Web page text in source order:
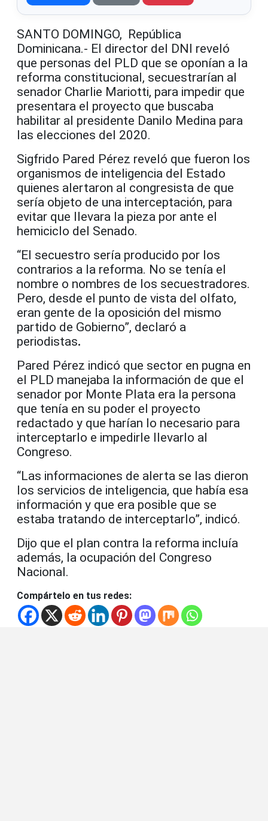
SANTO DOMINGO, República
Dominicana.- El director del DNI reveló
que personas del PLD que se oponían a la
reforma constitucional, secuestrarían al
senador Charlie Mariotti, para impedir que
presentara el proyecto que buscaba
habilitar al presidente Danilo Medina para
las elecciones del 2020.
Sigfrido Pared Pérez reveló que fueron los
organismos de inteligencia del Estado
quienes alertaron al congresista de que
sería objeto de una interceptación, para
evitar que llevara la pieza por ante el
hemiciclo del Senado.
“El secuestro sería producido por los
contrarios a la reforma. No se tenía el
nombre o nombres de los secuestradores.
Pero, desde el punto de vista del olfato,
eran gente de la oposición del mismo
partido de Gobierno”, declaró a
periodistas.
Pared Pérez indicó que sector en pugna en
el PLD manejaba la información de que el
senador por Monte Plata era la persona
que tenía en su poder el proyecto
redactado y que harían lo necesario para
interceptarlo e impedirle llevarlo al
Congreso.
“Las informaciones de alerta se las dieron
los servicios de inteligencia, que había esa
información y que era posible que se
estaba tratando de interceptarlo”, indicó.
Dijo que el plan contra la reforma incluía
además, la ocupación del Congreso
Nacional.
Compártelo en tus redes: